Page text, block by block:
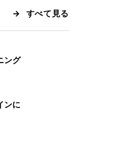
質問
せ
すべて見る
ング
ンに